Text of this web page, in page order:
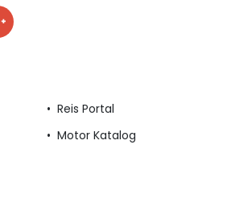
Reis Portal
Motor Katalog